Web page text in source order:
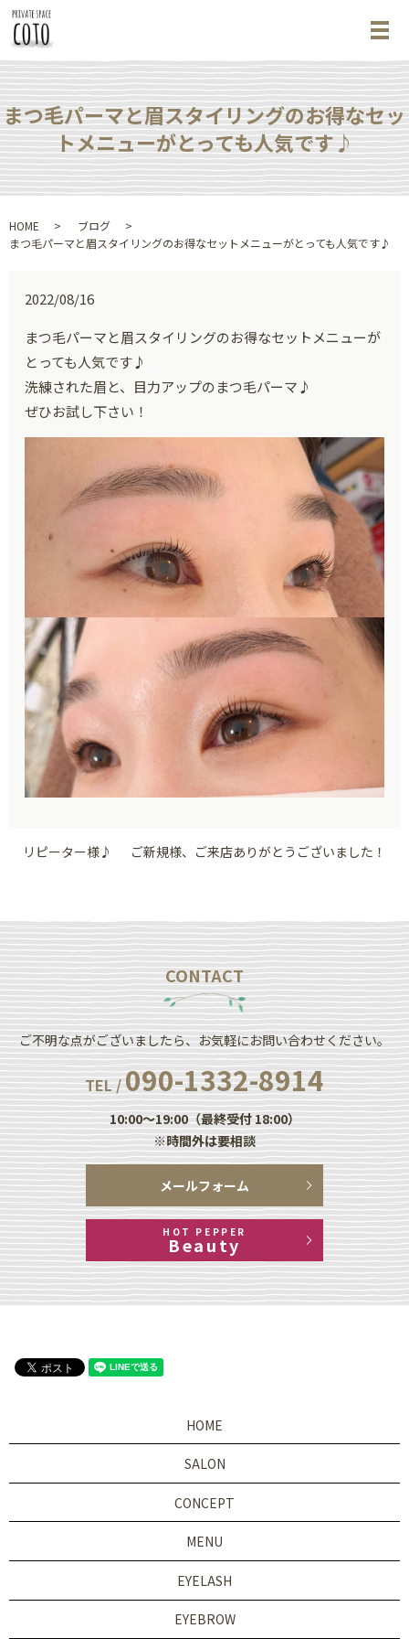
メ
まつ毛パーマと眉スタイリングのお得なセッ
トメニューがとっても人気です♪
HOME
ブログ
まつ毛パーマと眉スタイリングのお得なセットメニューがとっても人気です♪
2022/08/16
まつ毛パーマと眉スタイリングのお得なセットメニューが
とっても人気です♪
洗練された眉と、目力アップのまつ毛パーマ♪
ぜひお試し下さい！
リピーター様♪ ご新規様、ご来店ありがとうございました！
CONTACT
ご不明な点がございましたら、お気軽にお問い合わせください。
TEL /090-1332-8914
10:00～19:00（最終受付 18:00）
※時間外は要相談
メールフォーム
HOT PEPPER
Beauty
HOME
SALON
CONCEPT
MENU
EYELASH
EYEBROW